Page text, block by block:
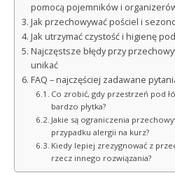
pomocą pojemników i
Jak przechowywać pościel i
Jak utrzymać czystość i higienę
Najczęstsze błędy przy
unikać
FAQ – najczęściej zadawane
Co zrobić, gdy przestrzeń pod
bardzo płytka?
Jakie są ograniczenia
przypadku alergii na kurz?
Kiedy lepiej zrezygnować z
rzecz innego rozwiązania?